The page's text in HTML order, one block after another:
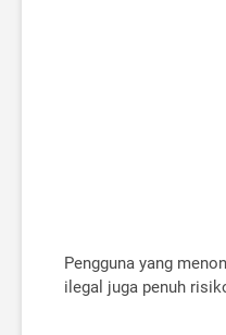
Pengguna yang
ilegal juga penuh